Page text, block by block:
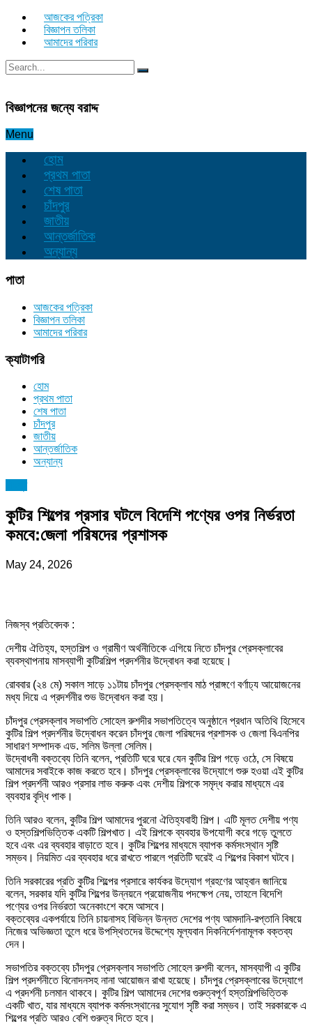
আজকের পত্রিকা
বিজ্ঞাপন তলিকা
আমাদের পরিবার
বিজ্ঞাপনের জন্যে বরাদ্দ
Menu
হোম
প্রথম পাতা
শেষ পাতা
চাঁদপুর
জাতীয়
আন্তর্জাতিক
অন্যান্য
পাতা
আজকের পত্রিকা
বিজ্ঞাপন তলিকা
আমাদের পরিবার
ক্যাটাগরি
হোম
প্রথম পাতা
শেষ পাতা
চাঁদপুর
জাতীয়
আন্তর্জাতিক
অন্যান্য
কুটির শিল্পের প্রসার ঘটলে বিদেশি পণ্যের ওপর নির্ভরতা
কমবে:জেলা পরিষদের প্রশাসক
May 24, 2026
নিজস্ব প্রতিবেদক :
দেশীয় ঐতিহ্য, হস্তশিল্প ও গ্রামীণ অর্থনীতিকে এগিয়ে নিতে চাঁদপুর প্রেসক্লাবের
ব্যবস্থাপনায় মাসব্যাপী কুটিরশিল্প প্রদর্শনীর উদ্বোধন করা হয়েছে।
রোববার (২৪ মে) সকাল সাড়ে ১১টায় চাঁদপুর প্রেসক্লাব মাঠ প্রাঙ্গণে বর্ণাঢ্য আয়োজনের
মধ্য দিয়ে এ প্রদর্শনীর শুভ উদ্বোধন করা হয়।
চাঁদপুর প্রেসক্লাব সভাপতি সোহেল রুশদীর সভাপতিত্বে অনুষ্ঠানে প্রধান অতিথি হিসেবে
কুটির শিল্প প্রদর্শনীর উদ্বোধন করেন চাঁদপুর জেলা পরিষদের প্রশাসক ও জেলা বিএনপির
সাধারণ সম্পাদক এড. সলিম উল্লা সেলিম।
উদ্বোধনী বক্তব্যে তিনি বলেন, প্রতিটি ঘরে ঘরে যেন কুটির শিল্প গড়ে ওঠে, সে বিষয়ে
আমাদের সবাইকে কাজ করতে হবে। চাঁদপুর প্রেসক্লাবের উদ্যোগে শুরু হওয়া এই কুটির
শিল্প প্রদর্শনী আরও প্রসার লাভ করুক এবং দেশীয় শিল্পকে সমৃদ্ধ করার মাধ্যমে এর
ব্যবহার বৃদ্ধি পাক।
তিনি আরও বলেন, কুটির শিল্প আমাদের পুরনো ঐতিহ্যবাহী শিল্প। এটি মূলত দেশীয় পণ্য
ও হস্তশিল্পভিত্তিক একটি শিল্পখাত। এই শিল্পকে ব্যবহার উপযোগী করে গড়ে তুলতে
হবে এবং এর ব্যবহার বাড়াতে হবে। কুটির শিল্পের মাধ্যমে ব্যাপক কর্মসংস্থান সৃষ্টি
সম্ভব। নিয়মিত এর ব্যবহার ধরে রাখতে পারলে প্রতিটি ঘরেই এ শিল্পের বিকাশ ঘটবে।
তিনি সরকারের প্রতি কুটির শিল্পের প্রসারে কার্যকর উদ্যোগ গ্রহণের আহ্বান জানিয়ে
বলেন, সরকার যদি কুটির শিল্পের উন্নয়নে প্রয়োজনীয় পদক্ষেপ নেয়, তাহলে বিদেশি
পণ্যের ওপর নির্ভরতা অনেকাংশে কমে আসবে।
বক্তব্যের একপর্যায়ে তিনি চায়নাসহ বিভিন্ন উন্নত দেশের পণ্য আমদানি-রপ্তানি বিষয়ে
নিজের অভিজ্ঞতা তুলে ধরে উপস্থিতদের উদ্দেশ্যে মূল্যবান দিকনির্দেশনামূলক বক্তব্য
দেন।
সভাপতির বক্তব্যে চাঁদপুর প্রেসক্লাব সভাপতি সোহেল রুশদী বলেন, মাসব্যাপী এ কুটির
শিল্প প্রদর্শনীতে বিনোদনসহ নানা আয়োজন রাখা হয়েছে। চাঁদপুর প্রেসক্লাবের উদ্যোগে
এ প্রদর্শনী চলমান থাকবে। কুটির শিল্প আমাদের দেশের গুরুত্বপূর্ণ হস্তশিল্পভিত্তিক
একটি খাত, যার মাধ্যমে ব্যাপক কর্মসংস্থানের সুযোগ সৃষ্টি করা সম্ভব। তাই সরকারকে এ
শিল্পের প্রতি আরও বেশি গুরুত্ব দিতে হবে।